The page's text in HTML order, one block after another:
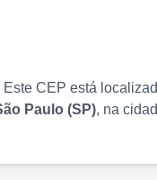
Este CEP está
Paulo (SP), na